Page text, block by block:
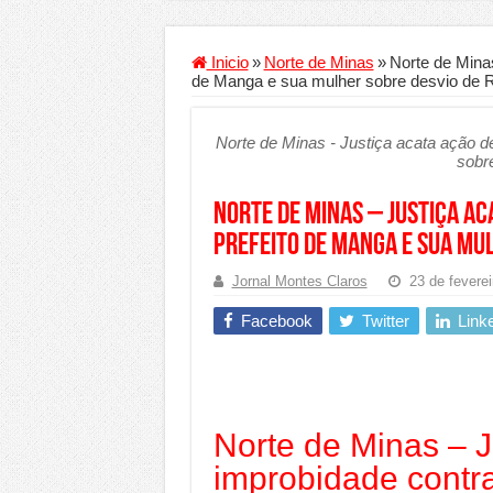
Criador de Sites ou VPS:
Conheça a melhor
Segurança digital se
Comércio Interativo
PF e Emissoras Apertam
De economista a
Marcenaria sob medida:
Do estudo à aprovação:
Qualidade do produto e
Inicio » Norte de Minas » Norte de
de Manga e sua mulher sobre desvio de
Norte de Minas - Justiça acata ação
Norte de Minas – Justiça
prefeito de Manga e sua
Jornal Montes Claros 23 de
Facebook Twitter
Norte de Minas –
improbidade